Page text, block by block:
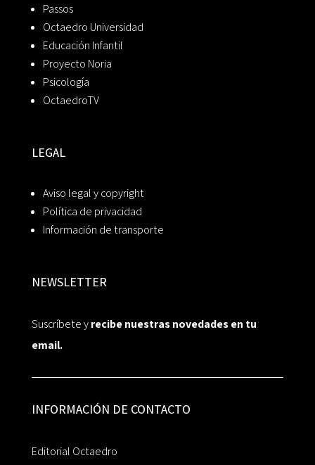
Passos
Octaedro Universidad
Educación Infantil
Proyecto Noria
Psicología
OctaedroTV
LEGAL
Aviso legal y copyright
Política de privacidad
Información de transporte
NEWSLETTER
Suscríbete yrecibe nuestras novedades en tu
email.
INFORMACIÓN DE CONTACTO
Editorial Octaedro